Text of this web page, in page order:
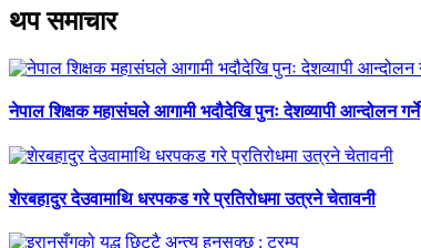
थप समाचार
नेपाल शिक्षक महासंघले आगामी भदौदेखि पुनः देशव्यापी आन्दोलन गर्ने
शेरबहादुर देउवामाथि धरपकड गरे प्रतिरोधमा उत्रने चेतावनी